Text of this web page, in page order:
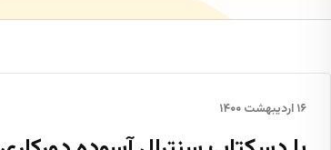
۱۶ اردیبهشت ۱۴۰۰